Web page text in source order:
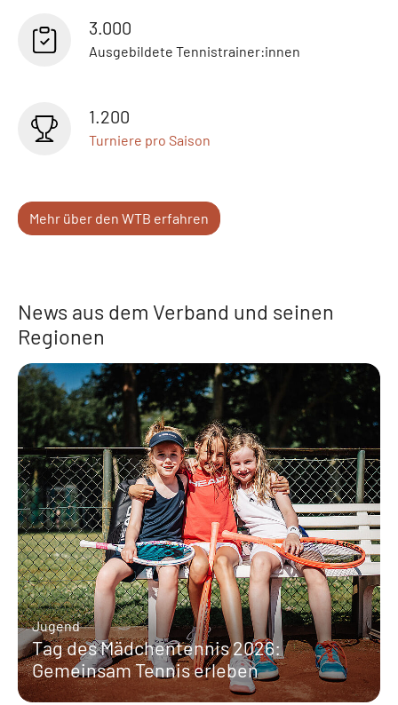
3.000
Ausgebildete Tennistrainer:innen
1.200
Turniere pro Saison
Mehr über den WTB erfahren
News aus dem Verband und seinen
Regionen
Jugend
Tag des Mädchentennis 2026:
Gemeinsam Tennis erleben